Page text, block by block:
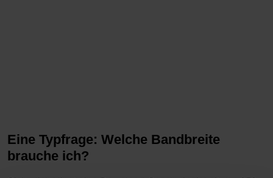
Eine Typfrage: Welche Bandbreite
brauche ich?